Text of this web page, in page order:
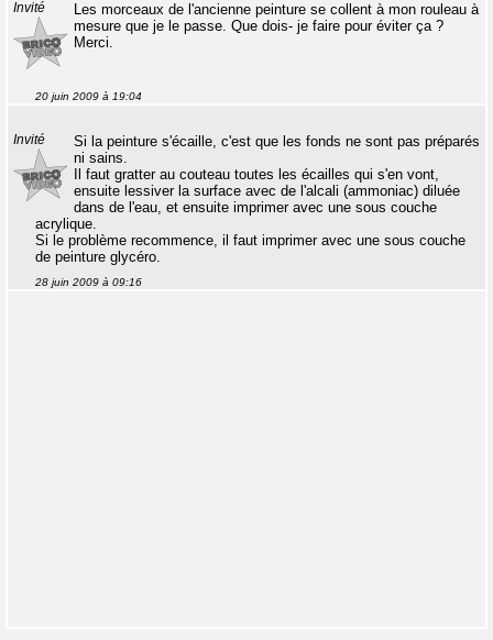
Invité
Les morceaux de l'ancienne peinture se collent à mon rouleau à
mesure que je le passe. Que dois- je faire pour éviter ça ?
Merci.
20 juin 2009 à 19:04
Invité
Si la peinture s'écaille, c'est que les fonds ne sont pas préparés
ni sains.
Il faut gratter au couteau toutes les écailles qui s'en vont,
ensuite lessiver la surface avec de l'alcali (ammoniac) diluée
dans de l'eau, et ensuite imprimer avec une sous couche
acrylique.
Si le problème recommence, il faut imprimer avec une sous couche
de peinture glycéro.
28 juin 2009 à 09:16